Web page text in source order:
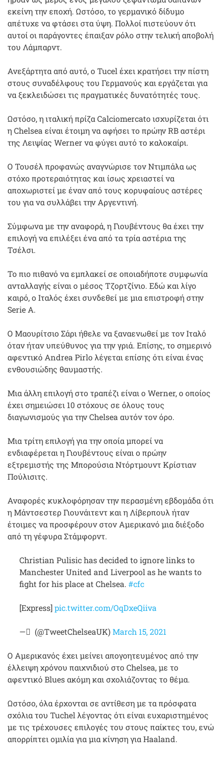
εκείνη την εποχή. Ωστόσο, το γερμανικό δίδυμο
απέτυχε να φτάσει στα ύψη. Πολλοί πιστεύουν ότι
αυτοί οι παράγοντες έπαιξαν ρόλο στην τελική αποβολή
του Λάμπαρντ.
Ανεξάρτητα από αυτό, ο Tucel έχει κρατήσει την πίστη
στους συναδέλφους του Γερμανούς και εργάζεται για
να ξεκλειδώσει τις πραγματικές δυνατότητές τους.
Ωστόσο, η ιταλική πρίζα Calciomercato ισχυρίζεται ότι
η Chelsea είναι έτοιμη να αφήσει το πρώην RB αστέρι
της Λειψίας Werner να φύγει αυτό το καλοκαίρι.
Ο Τουσέλ προφανώς αναγνώρισε τον Ντιμπάλα ως
στόχο προτεραιότητας και ίσως χρειαστεί να
αποχωριστεί με έναν από τους κορυφαίους αστέρες
του για να συλλάβει την Αργεντινή.
Σύμφωνα με την αναφορά, η Γιουβέντους θα έχει την
επιλογή να επιλέξει ένα από τα τρία αστέρια της
Τσέλσι.
Το πιο πιθανό να εμπλακεί σε οποιαδήποτε συμφωνία
ανταλλαγής είναι ο μέσος Τζορτζίνιο. Εδώ και λίγο
καιρό, ο Ιταλός έχει συνδεθεί με μια επιστροφή στην
Serie A.
Ο Μαουρίτσιο Σάρι ήθελε να ξαναενωθεί με τον Ιταλό
όταν ήταν υπεύθυνος για την γριά. Επίσης, το σημερινό
αφεντικό Andrea Pirlo λέγεται επίσης ότι είναι ένας
ενθουσιώδης θαυμαστής.
Μια άλλη επιλογή στο τραπέζι είναι ο Werner, ο οποίος
έχει σημειώσει 10 στόχους σε όλους τους
διαγωνισμούς για την Chelsea αυτόν τον όρο.
Μια τρίτη επιλογή για την οποία μπορεί να
ενδιαφέρεται η Γιουβέντους είναι ο πρώην
εξτρεμιστής της Μπορούσια Ντόρτμουντ Κρίστιαν
Πούλισιτς.
Αναφορές κυκλοφόρησαν την περασμένη εβδομάδα ότι
η Μάντσεστερ Γιουνάιτεντ και η Λίβερπουλ ήταν
έτοιμες να προσφέρουν στον Αμερικανό μια διέξοδο
από τη γέφυρα Στάμφορντ.
Christian Pulisic has decided to ignore links to
Manchester United and Liverpool as he wants to
fight for his place at Chelsea. #cfc
[Express]pic.twitter.com/OqDxeQiiva
— ً (@TweetChelseaUK)March 15, 2021
Ο Αμερικανός έχει μείνει απογοητευμένος από την
έλλειψη χρόνου παιχνιδιού στο Chelsea, με το
αφεντικό Blues ακόμη και σχολιάζοντας το θέμα.
Ωστόσο, όλα έρχονται σε αντίθεση με τα πρόσφατα
σχόλια του Tuchel λέγοντας ότι είναι ευχαριστημένος
με τις τρέχουσες επιλογές του στους παίκτες του, ενώ
απορρίπτει ομιλία για μια κίνηση για Haaland.